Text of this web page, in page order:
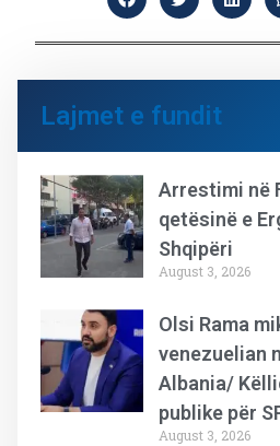
Lajmet e fundit
Arrestimi në
qetësinë e
Shqipëri
August 3, 2026
Olsi Rama
venezuelian
Albania/
publike për
August 3, 2026